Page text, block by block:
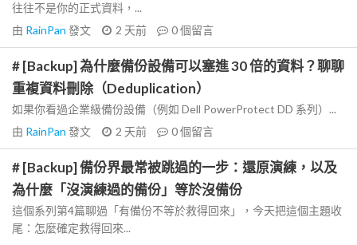
往往不是你的正式資料，...
由 RainPan 發文 2 天前 0個留言
# [Backup] 為什麼備份設備可以塞進 30 倍的資料？聊聊
重複資料刪除（Deduplication）
如果你看過企業級備份設備（例如 Dell PowerProtect DD 系列）...
由 RainPan 發文 2 天前 0個留言
# [Backup] 備份界最常被跳過的一步：還原演練，以及
為什麼「沒演練過的備份」等於沒備份
這個系列第4篇聊過「有備份不等於救得回來」，今天把這個主題收
尾：怎麼確定救得回來...